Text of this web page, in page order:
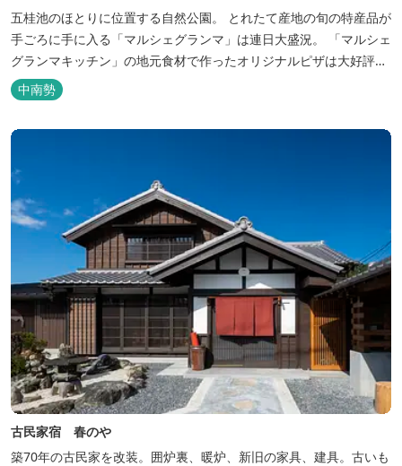
五桂池のほとりに位置する自然公園。 とれたて産地の旬の特産品が
手ごろに手に入る「マルシェグランマ」は連日大盛況。 「マルシェ
グランマキッチン」の地元食材で作ったオリジナルピザは大好評！
バーベキューも楽しめます。食材と必要な道具がセットになった
「手ぶらバーベキューセット」も人気です。 『ごかつら池どうぶつ
パーク』近くにあります。 多気町観光協会のフェイスブックでは多
中南勢
古民家宿 春のや
築70年の古民家を改装。囲炉裏、暖炉、新旧の家具、建具。古いも